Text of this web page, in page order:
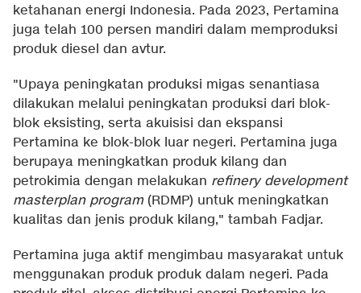
ketahanan energi Indonesia. Pada 2023, Pertamina
juga telah 100 persen mandiri dalam memproduksi
produk diesel dan avtur.
"Upaya peningkatan produksi migas senantiasa
dilakukan melalui peningkatan produksi dari blok-
blok eksisting, serta akuisisi dan ekspansi
Pertamina ke blok-blok luar negeri. Pertamina juga
berupaya meningkatkan produk kilang dan
petrokimia dengan melakukan refinery development
masterplan program(RDMP) untuk meningkatkan
kualitas dan jenis produk kilang," tambah Fadjar.
Pertamina juga aktif mengimbau masyarakat untuk
menggunakan produk produk dalam negeri. Pada